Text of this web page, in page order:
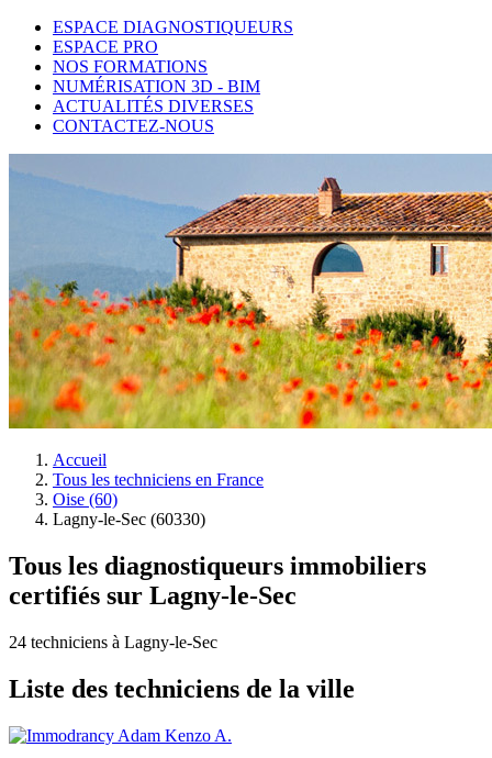
ESPACE DIAGNOSTIQUEURS
ESPACE PRO
NOS FORMATIONS
NUMÉRISATION 3D - BIM
ACTUALITÉS DIVERSES
CONTACTEZ-NOUS
Accueil
Tous les techniciens en France
Oise (60)
Lagny-le-Sec (60330)
Tous les diagnostiqueurs immobiliers
certifiés sur Lagny-le-Sec
24 techniciens à Lagny-le-Sec
Liste des techniciens de la ville
Adam Kenzo A.